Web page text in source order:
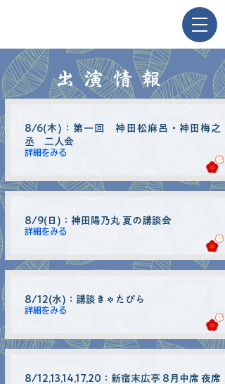
出演情報
8/6(木)：第一回 神田松麻呂・神田梅之
丞 二人会
詳細をみる
8/9(日)：神田陽乃丸 夏の講談会
詳細をみる
8/12(水)：講談きゃたぴら
詳細をみる
8/12,13,14,17,20：新宿末広亭 8月中席 夜席